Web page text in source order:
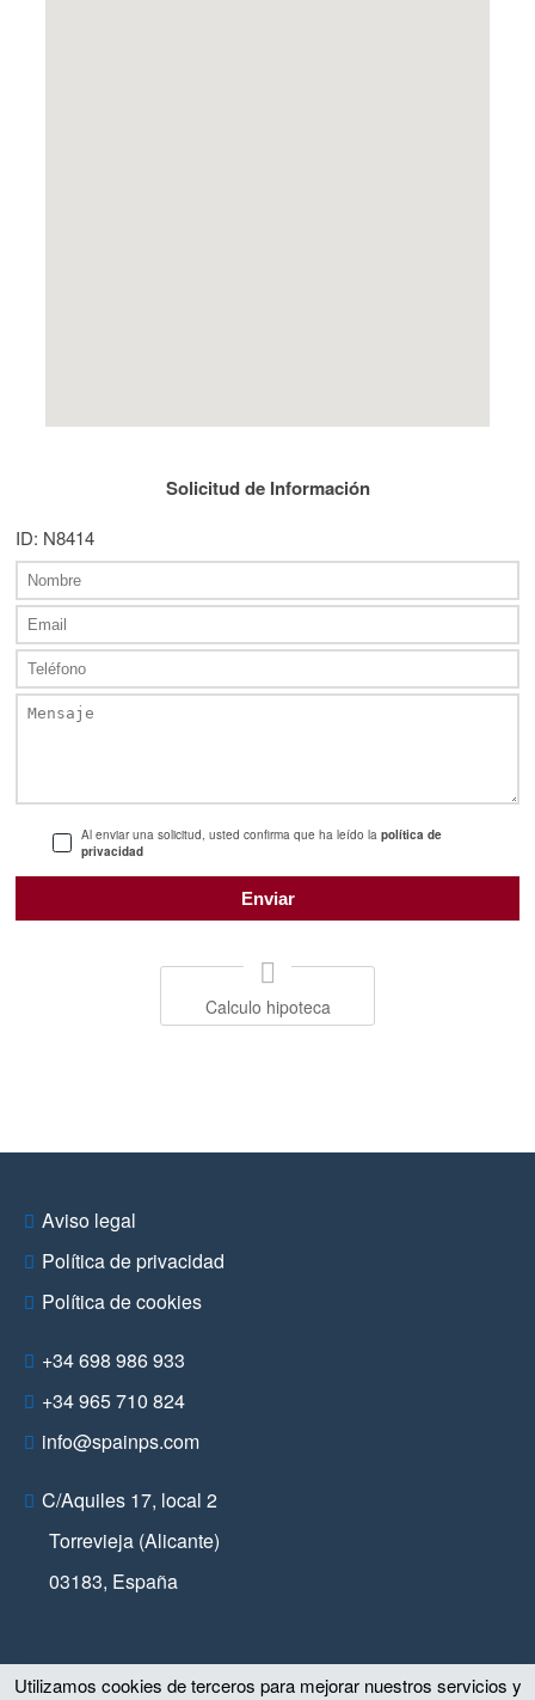
Solicitud de Información
ID: N8414
Al enviar una solicitud, usted confirma que ha leído la política de
privacidad
Calculo hipoteca
Aviso legal
Política de privacidad
Política de cookies
+34 698 986 933
+34 965 710 824
info@spainps.com
C/Aquiles 17, local 2
Torrevieja (Alicante)
03183, España
Utilizamos cookies de terceros para mejorar nuestros servicios y